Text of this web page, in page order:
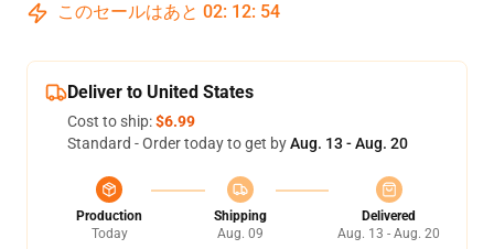
このセールはあと 02: 12: 54
Deliver to United States
Cost to ship:$6.99
Standard - Order today to get byAug. 13 - Aug. 20
Production
Today
Shipping
Aug. 09
Delivered
Aug. 13 - Aug. 20